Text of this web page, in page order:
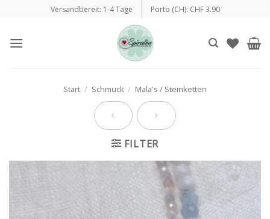
springen
Versandbereit: 1-4 Tage Porto (CH): CHF 3.90
Start / Schmuck / Mala's / Steinketten
FILTER
Auf die
Wunschliste